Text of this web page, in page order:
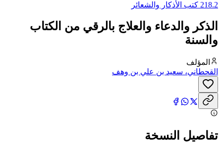
218.2 كتب الأذكار والشعائر
الذكر والدعاء والعلاج بالرقي من الكتاب
والسنة
المؤلف
القحطاني، سعيد بن علي بن وهف
تفاصيل النسخة